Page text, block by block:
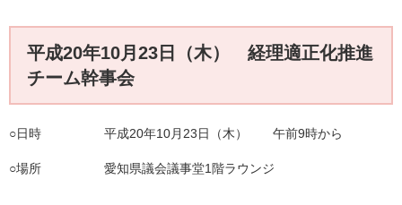
平成20年10月23日（木） 経理適正化推進
チーム幹事会
○日時 平成20年10月23日（木） 午前9時から
○場所 愛知県議会議事堂1階ラウンジ